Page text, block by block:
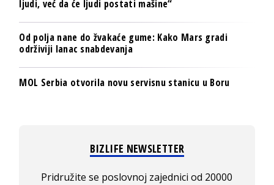
ljudi, već da će ljudi postati mašine“
Od polja nane do žvakaće gume: Kako Mars gradi
održiviji lanac snabdevanja
MOL Serbia otvorila novu servisnu stanicu u Boru
BIZLIFE NEWSLETTER
Pridružite se poslovnoj zajednici od 20000